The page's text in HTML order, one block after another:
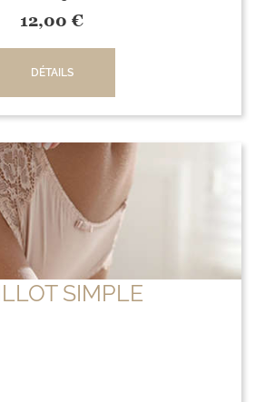
12,00 €
DÉTAILS
SIMPLE